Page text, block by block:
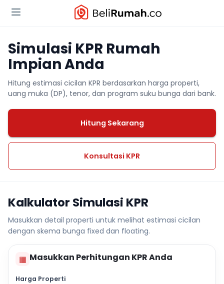
Simulasi KPR Rumah
Impian Anda
Hitung estimasi cicilan KPR berdasarkan harga properti,
uang muka (DP), tenor, dan program suku bunga dari bank.
Hitung Sekarang
Konsultasi KPR
Kalkulator Simulasi KPR
Masukkan detail properti untuk melihat estimasi cicilan
dengan skema bunga fixed dan floating.
▦ Masukkan Perhitungan KPR Anda
Harga Properti